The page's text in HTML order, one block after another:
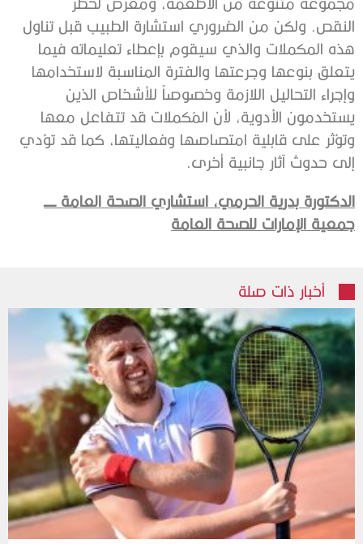
النقص. ولكن من الضروري استشارة الطبيب قبل تناول
هذه المكملات والذي سيقوم بإعطاء تعليماته فيما
يتعلق بنوعها وجرعتها والفترة المناسبة لاستخدامها
وإجراء التحاليل اللازمة وخصوصاً للأشخاص الذين
يستخدمون الأدوية، لأن المُكملات قد تتفاعل معها
وتؤثر على قابلية امتصاصها وفعاليتها، كما قد تؤدي
إلى حدوث آثار جانبية أخرى.
الدكتورة بدرية الحرمي، استشاري الصحة العامة ـــــ
جمعية الإمارات للصحة العامة
أخبار ذات صلة